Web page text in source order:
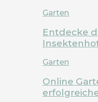
Garten
Entdecke
Garten
Online